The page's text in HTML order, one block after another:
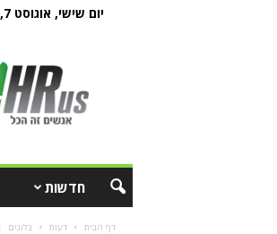
יום שישי, אוגוסט 7, 2026
חדשות
דף הבית דעות בלוגים